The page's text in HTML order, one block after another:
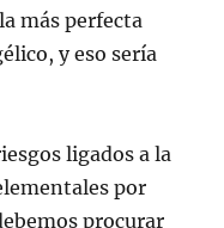
más perfecta
y eso sería
ligados a la
por
procurar